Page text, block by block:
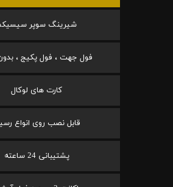
شیرینگ سوپر
فول جهت ، فول پکیج ،
کارت های لوکال
قابل نصب روی انواع
پشتیبانی 24 ساعته